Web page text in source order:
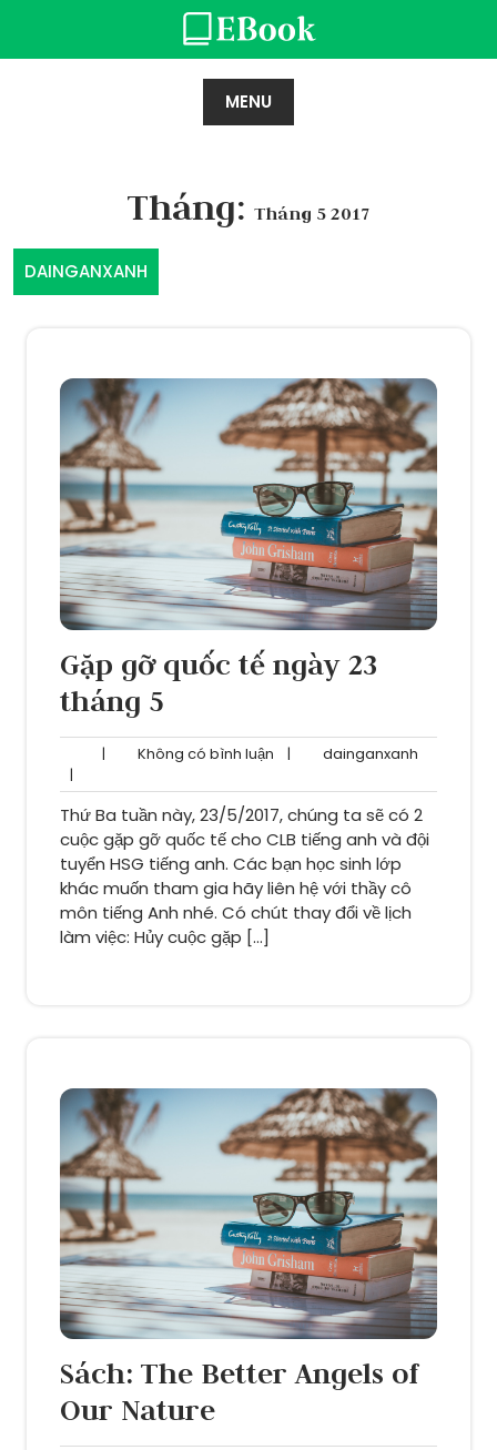
content
MENU
Tháng: Tháng 5 2017
DAINGANXANH
Gặp gỡ quốc tế ngày 23
tháng 5
| Không có bình luận Không
bình
luận
| dainganxanh
|
Thứ Ba tuần này, 23/5/2017, chúng ta sẽ có 2
cuộc gặp gỡ quốc tế cho CLB tiếng anh và đội
tuyển HSG tiếng anh. Các bạn học sinh lớp
khác muốn tham gia hãy liên hệ với thầy cô
môn tiếng Anh nhé. Có chút thay đổi về lịch
làm việc: Hủy cuộc gặp […]
Sách: The Better Angels of
Our Nature